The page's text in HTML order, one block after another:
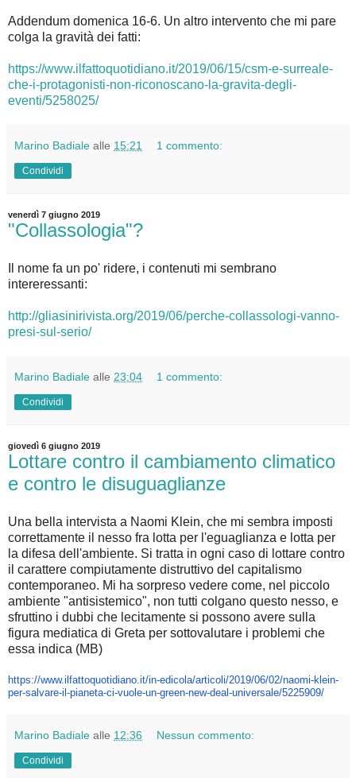
Addendum domenica 16-6. Un altro intervento che mi pare
colga la gravità dei fatti:
https://www.ilfattoquotidiano.it/2019/06/15/csm-e-surreale-
che-i-protagonisti-non-riconoscano-la-gravita-degli-
eventi/5258025/
Marino Badiale alle 15:21 1 commento:
Condividi
venerdì 7 giugno 2019
"Collassologia"?
Il nome fa un po' ridere, i contenuti mi sembrano
intereressanti:
http://gliasinirivista.org/2019/06/perche-collassologi-vanno-
presi-sul-serio/
Marino Badiale alle 23:04 1 commento:
Condividi
giovedì 6 giugno 2019
Lottare contro il cambiamento climatico
e contro le disuguaglianze
Una bella intervista a Naomi Klein, che mi sembra imposti
correttamente il nesso fra lotta per l'eguaglianza e lotta per
la difesa dell'ambiente. Si tratta in ogni caso di lottare contro
il carattere compiutamente distruttivo del capitalismo
contemporaneo. Mi ha sorpreso vedere come, nel piccolo
ambiente "antisistemico", non tutti colgano questo nesso, e
sfruttino i dubbi che lecitamente si possono avere sulla
figura mediatica di Greta per sottovalutare i problemi che
essa indica (MB)
https://www.ilfattoquotidiano. it/in-edicola/articoli/2019/06/02/naomi-klein-
per-salvare-il-pianeta-ci-vuole-un-green-new-deal-universale/5225909/
Marino Badiale alle 12:36 Nessun commento:
Condividi